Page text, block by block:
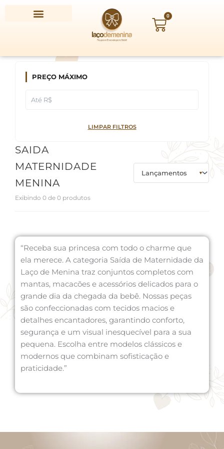
0
Carrinho
PREÇO MÁXIMO
LIMPAR FILTROS
SAIDA
MATERNIDADE
MENINA
Exibindo 0 de 0 produtos
“Receba sua princesa com todo o charme que
ela merece. A categoria Saída de Maternidade da
Laço de Menina traz conjuntos completos com
mantas, macacões e acessórios delicados para o
grande dia da chegada da bebê. Nossas peças
são confeccionadas com tecidos macios e
detalhes encantadores, garantindo conforto,
segurança e um visual inesquecível para a sua
pequena. Escolha entre modelos clássicos e
modernos que combinam sofisticação e
praticidade.”